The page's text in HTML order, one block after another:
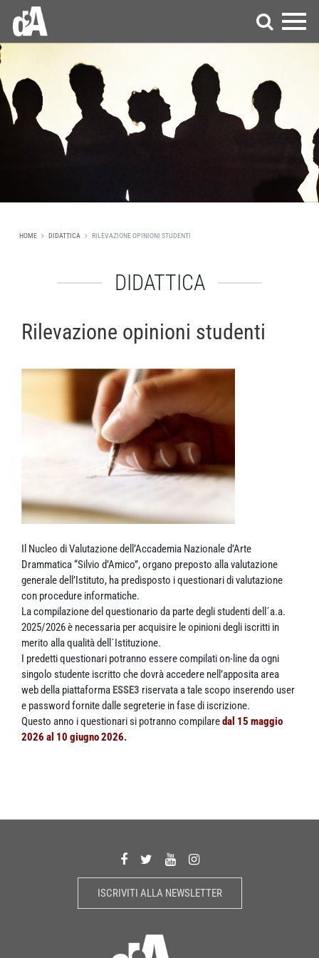
HOME DIDATTICA RILEVAZIONE OPINIONI STUDENTI
DIDATTICA
Rilevazione opinioni studenti
Il Nucleo di Valutazione dell’Accademia Nazionale d’Arte
Drammatica “Silvio d’Amico”, organo preposto alla valutazione
generale dell’Istituto, ha predisposto i questionari di valutazione
con procedure informatiche.
La compilazione del questionario da parte degli studenti dell´a.a.
2025/2026 è necessaria per acquisire le opinioni degli iscritti in
merito alla qualità dell´Istituzione.
I predetti questionari potranno essere compilati on-line da ogni
singolo studente iscritto che dovrà accedere nell’apposita area
web della piattaforma ESSE3 riservata a tale scopo inserendo user
e password fornite dalle segreterie in fase di iscrizione.
Questo anno i questionari si potranno compilaredal 15 maggio
2026 al 10 giugno 2026.
ISCRIVITI ALLA NEWSLETTER